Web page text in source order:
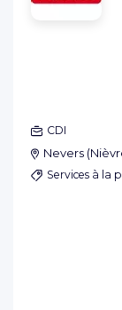
CDI
Nevers (
Services à la